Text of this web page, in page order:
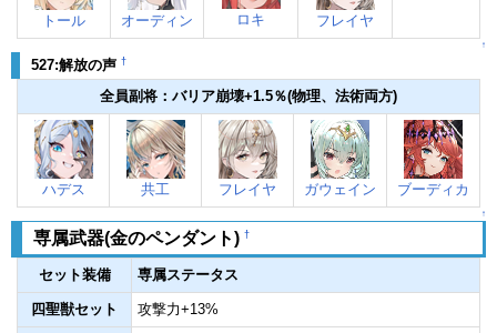
トール オーディン ロキ フレイヤ
↑
527:解放の声 †
全員副将：バリア崩壊+1.5％(物理、法術両方)
ハデス 共工 フレイヤ ガウェイン ブーディカ
↑
専属武器(金のペンダント) †
セット装備 専属ステータス
四聖獣セット 攻撃力+13%